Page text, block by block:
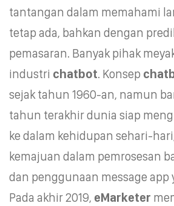
tantangan dalam memahami
tetap ada, bahkan dengan
pemasaran. Banyak pihak
industri chatbot. Konsep
sejak tahun 1960-an, namun
tahun terakhir dunia siap
ke dalam kehidupan sehari-
kemajuan dalam pemrosesan
dan penggunaan message app
Pada akhir 2019, eMarketer